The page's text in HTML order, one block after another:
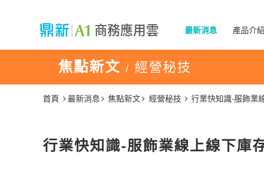
最新消息 產品介紹
焦點新文 / 經營秘技
首頁 最新消息 焦點新文 經營秘技 行業快知識-服飾業
行業快知識-服飾業線上線下庫